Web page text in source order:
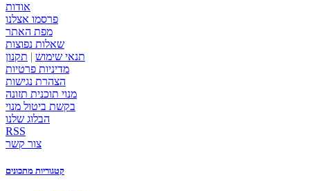
אודות
פרסמו אצלנו
מפת האתר
שאלות נפוצות
תנאי שימוש | תקנון
מדיניות פרטיות
הצהרת נגישות
מנוי תוכנית תזונה
בקשת ביטול מנוי
הבלוג שלנו
RSS
צור קשר
קטגוריות מתכונים